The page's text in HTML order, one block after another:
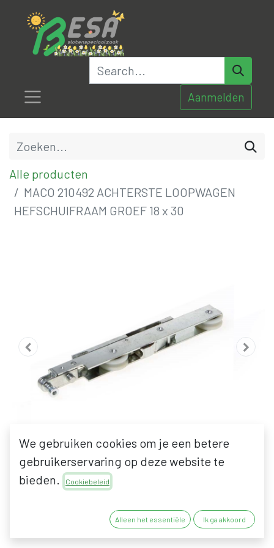
Aanmelden
Alle producten
MACO 210492 ACHTERSTE LOOPWAGEN
HEFSCHUIFRAAM GROEF 18 x 30
MACO 210492 ACHTERSTE
LOOPWAGEN
We gebruiken cookies om je een betere
gebruikerservaring op deze website te
bieden.
Cookiebeleid
Alleen het essentiële Ik ga akkoord